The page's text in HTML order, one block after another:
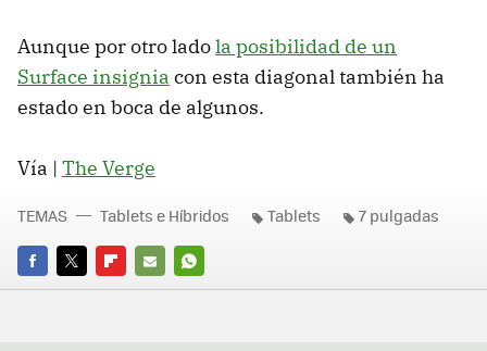
Aunque por otro ladola posibilidad de un
Surface insignia con esta diagonal también ha
estado en boca de algunos.
Vía | The Verge
FACEBOOK
TWITTERFLIPBOARD
E-
WHATSAPP
TEMAS Tablets e Híbridos Tablets 7 pulgadas